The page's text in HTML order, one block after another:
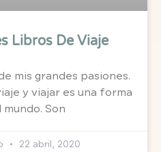
Libros De Viaje
mis grandes pasiones.
y viajar es una forma
Son
22 abril, 2020